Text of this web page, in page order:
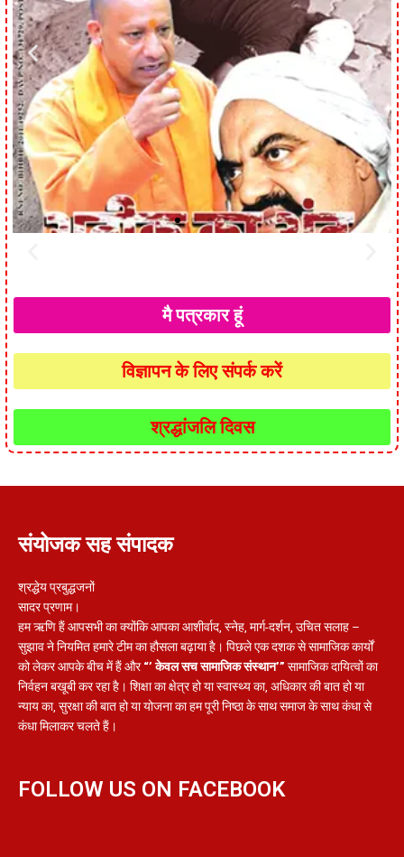
मै पत्रकार हूं
विज्ञापन के लिए संपर्क करें
श्रद्धांजलि दिवस
संयोजक सह संपादक
श्रद्धेय प्रबुद्धजनों
सादर प्रणाम।
हम ऋणि हैं आपसभी का क्योंकि आपका आशीर्वाद, स्नेह, मार्ग-दर्शन, उचित सलाह –
सुझाव ने नियमित हमारे टीम का हौसला बढ़ाया है। पिछले एक दशक से सामाजिक कार्यों
को लेकर आपके बीच में हैं और“’ केवल सच सामाजिक संस्थान’” सामाजिक दायित्वों का
निर्वहन बखूबी कर रहा है। शिक्षा का क्षेत्र हो या स्वास्थ्य का, अधिकार की बात हो या
न्याय का, सुरक्षा की बात हो या योजना का हम पूरी निष्ठा के साथ समाज के साथ कंधा से
कंधा मिलाकर चलते हैं।
FOLLOW US ON FACEBOOK